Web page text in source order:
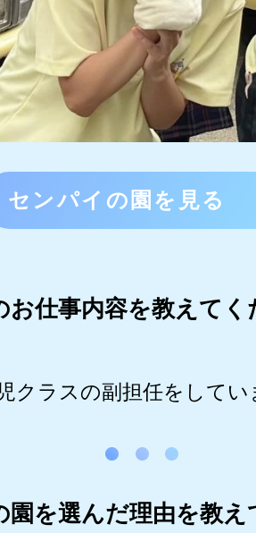
センパイの園を見る
お仕事内容を教えてく
クラスの副担任をしてい
園を選んだ理由を教え